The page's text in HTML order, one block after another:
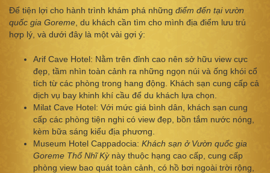
Để tiện lợi cho hành trình khám phá những điểm đến tại vườn
quốc gia Goreme , du khách cần tìm cho mình địa điểm lưu trú
hợp lý, và dưới đây là một vài gợi ý:
Arif Cave Hotel: Nằm trên đỉnh cao nên sở hữu view cực
đẹp, tầm nhìn toàn cảnh ra những ngọn núi và ống khói cổ
tích từ các phòng trong hang động. Khách sạn cung cấp cả
dịch vụ bay khinh khí cầu để du khách lựa chọn.
Milat Cave Hotel: Với mức giá bình dân, khách sạn cung
cấp các phòng tiện nghi có view đẹp, bồn tắm nước nóng,
kèm bữa sáng kiểu địa phương.
Museum Hotel Cappadocia: Khách sạn ở Vườn quốc gia
Goreme Thổ Nhĩ Kỳnày thuộc hạng cao cấp, cung cấp
phòng view bao quát toàn cảnh, có hồ bơi ngoài trời rộng,